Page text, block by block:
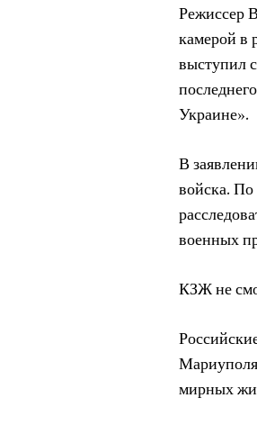
Режиссер
камерой в
выступил
Украине».
В
войска. По
военных
КЗЖ не
мирных